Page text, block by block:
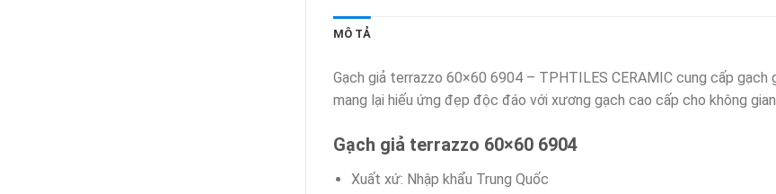
MÔ TẢ
Gạch giả terrazzo 60×60 6904 – TPHTILES CERAMIC cung cấp
mang lại hiếu ứng đẹp độc đáo với xương gạch cao cấp cho không
Gạch giả terrazzo 60×60 6904
Xuất xứ: Nhập khẩu Trung Quốc